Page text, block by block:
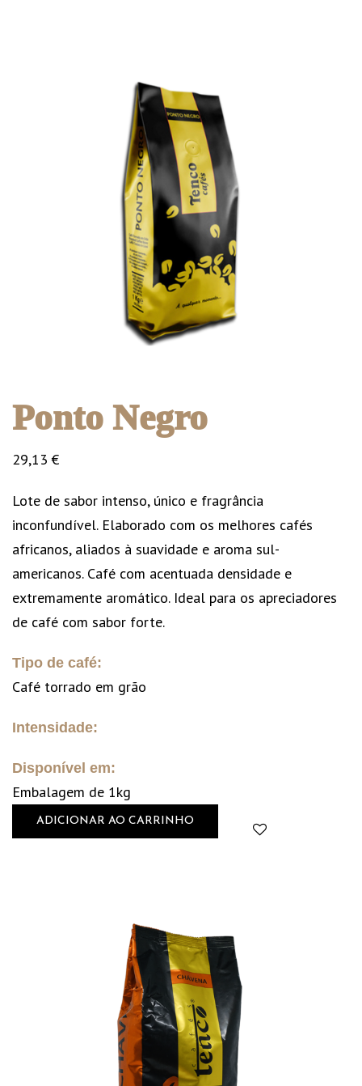
Ponto Negro
29,13€
Lote de sabor intenso, único e fragrância
inconfundível. Elaborado com os melhores cafés
africanos, aliados à suavidade e aroma sul-
americanos. Café com acentuada densidade e
extremamente aromático. Ideal para os apreciadores
de café com sabor forte.
Tipo de café:
Café torrado em grão
Intensidade:
Disponível em:
Embalagem de 1kg
ADICIONAR AO CARRINHO